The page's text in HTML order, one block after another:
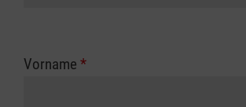
Vorname *